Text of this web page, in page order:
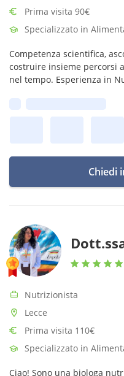
Prima visita 90€
Specializzato in
Competenza scientifica,
costruire insieme percorsi
nel tempo. Esperienza in
Chiedi
Nutrizionista
Lecce
Prima visita 110€
Specializzato in
Ciao! Sono una biologa